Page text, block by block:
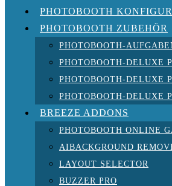
PHOTOBOOTH
PHOTOBOOTH ZUBEHÖR
PHOTOBOOTH-
PHOTOBOOTH-DELUXE
PHOTOBOOTH-DELUXE
PHOTOBOOTH-DELUXE
BREEZE ADDONS
PHOTOBOOTH ONLINE
AIBACKGROUND
LAYOUT SELECTOR
BUZZER PRO